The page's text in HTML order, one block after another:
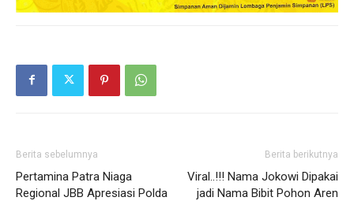
Berita sebelumnya
Pertamina Patra Niaga
Regional JBB Apresiasi Polda
Berita berikutnya
Viral..!!! Nama Jokowi Dipakai
jadi Nama Bibit Pohon Aren